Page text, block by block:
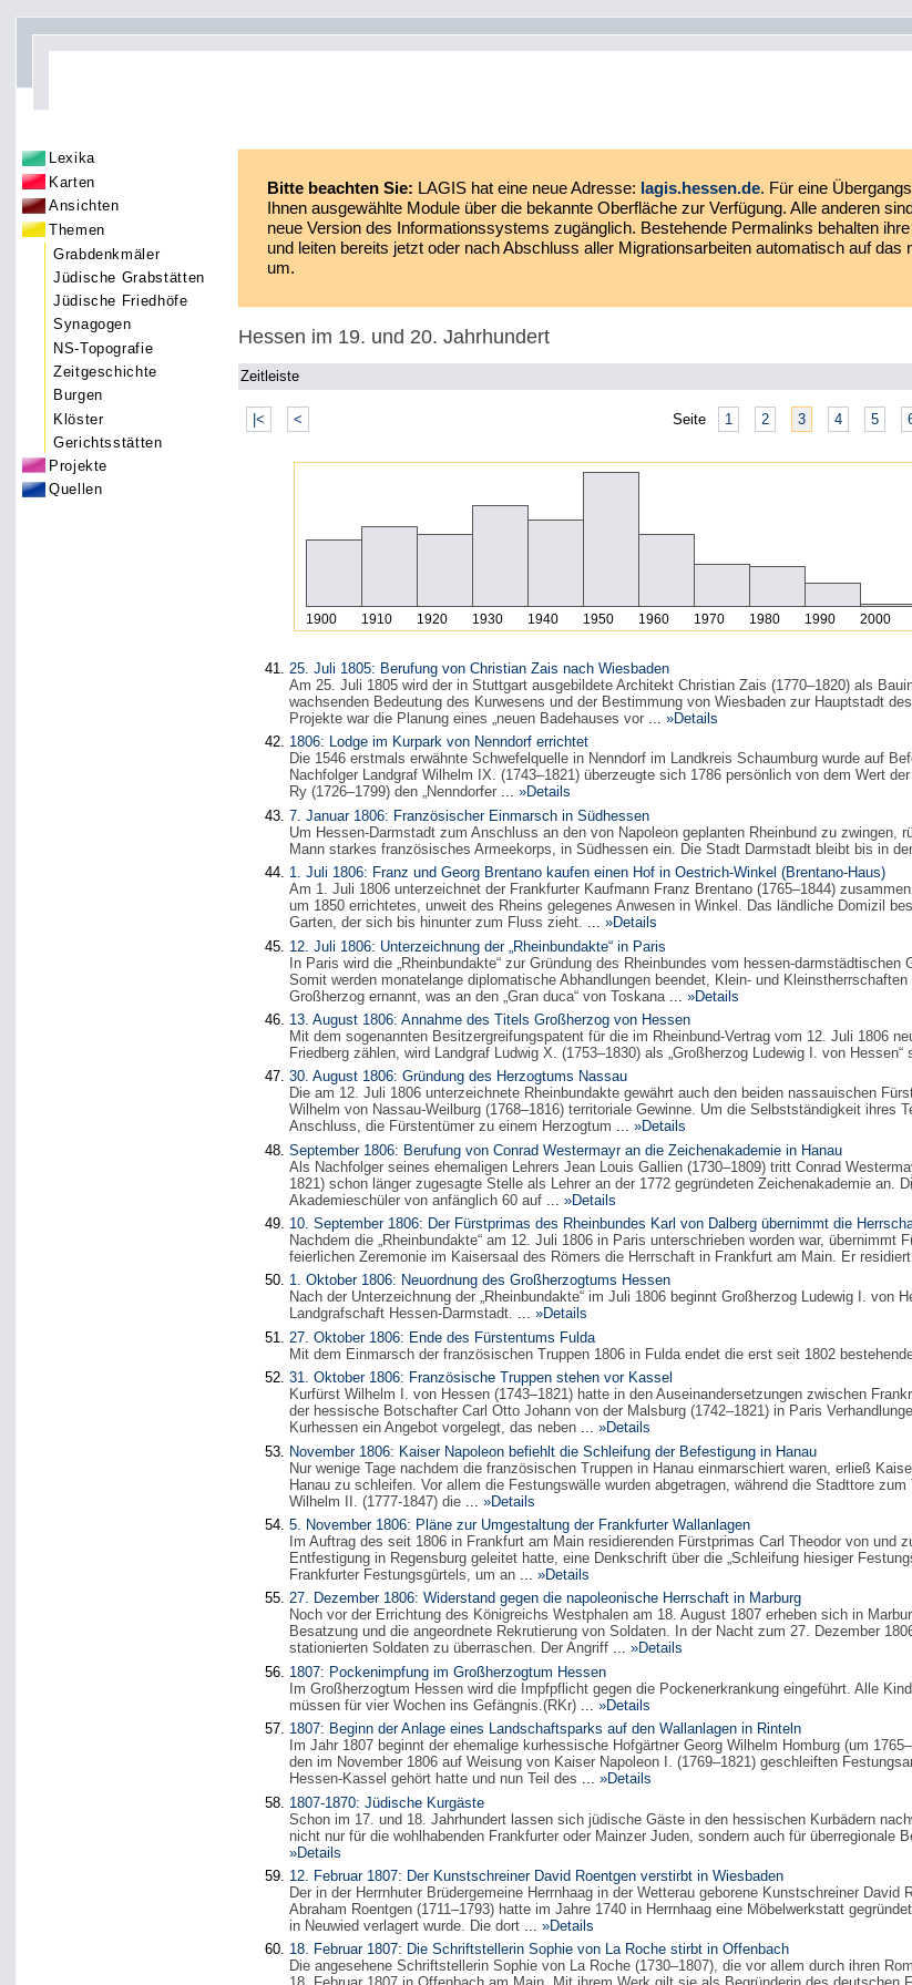
Lexika
Karten
Ansichten
Themen
Grabdenkmäler
Jüdische Grabstätten
Jüdische Friedhöfe
Synagogen
NS-Topografie
Zeitgeschichte
Burgen
Klöster
Gerichtsstätten
Projekte
Quellen
Bitte beachten Sie: LAGIS hat eine neue Adresse: lagis.hessen.de. Für eine
Ihnen ausgewählte Module über die bekannte Oberfläche zur Verfügung. Alle anderen
neue Version des Informationssystems zugänglich. Bestehende Permalinks behalten
und leiten bereits jetzt oder nach Abschluss aller Migrationsarbeiten automatisch auf das
um.
Hessen im 19. und 20. Jahrhundert
Zeitleiste
|< < Seite 1 2 3 4 5
1900 1910 1920 1930 1940 1950 1960 1970 1980 1990 2000
25. Juli 1805: Berufung von Christian Zais nach Wiesbaden
Am 25. Juli 1805 wird der in Stuttgart ausgebildete Architekt Christian Zais (1770–1820) als
wachsenden Bedeutung des Kurwesens und der Bestimmung von Wiesbaden zur Hauptstadt
Projekte war die Planung eines „neuen Badehauses vor... »Details
1806: Lodge im Kurpark von Nenndorf errichtet
Die 1546 erstmals erwähnte Schwefelquelle in Nenndorf im Landkreis Schaumburg wurde auf
Nachfolger Landgraf Wilhelm IX. (1743–1821) überzeugte sich 1786 persönlich von dem Wert
Ry (1726–1799) den „Nenndorfer... »Details
7. Januar 1806: Französischer Einmarsch in Südhessen
Um Hessen-Darmstadt zum Anschluss an den von Napoleon geplanten Rheinbund zu
Mann starkes französisches Armeekorps, in Südhessen ein. Die Stadt Darmstadt bleibt bis in
1. Juli 1806: Franz und Georg Brentano kaufen einen Hof in Oestrich-Winkel (Brentano-Haus)
Am 1. Juli 1806 unterzeichnet der Frankfurter Kaufmann Franz Brentano (1765–1844)
um 1850 errichtetes, unweit des Rheins gelegenes Anwesen in Winkel. Das ländliche Domizil
Garten, der sich bis hinunter zum Fluss zieht. ... »Details
12. Juli 1806: Unterzeichnung der „Rheinbundakte“ in Paris
In Paris wird die „Rheinbundakte“ zur Gründung des Rheinbundes vom hessen-
Somit werden monatelange diplomatische Abhandlungen beendet, Klein- und
Großherzog ernannt, was an den „Gran duca“ von Toskana... »Details
13. August 1806: Annahme des Titels Großherzog von Hessen
Mit dem sogenannten Besitzergreifungspatent für die im Rheinbund-Vertrag vom 12. Juli 1806
Friedberg zählen, wird Landgraf Ludwig X. (1753–1830) als „Großherzog Ludewig I. von
30. August 1806: Gründung des Herzogtums Nassau
Die am 12. Juli 1806 unterzeichnete Rheinbundakte gewährt auch den beiden nassauischen
Wilhelm von Nassau-Weilburg (1768–1816) territoriale Gewinne. Um die Selbstständigkeit
Anschluss, die Fürstentümer zu einem Herzogtum ... »Details
September 1806: Berufung von Conrad Westermayr an die Zeichenakademie in Hanau
Als Nachfolger seines ehemaligen Lehrers Jean Louis Gallien (1730–1809) tritt Conrad
1821) schon länger zugesagte Stelle als Lehrer an der 1772 gegründeten Zeichenakademie
Akademieschüler von anfänglich 60 auf... »Details
10. September 1806: Der Fürstprimas des Rheinbundes Karl von Dalberg übernimmt die
Nachdem die „Rheinbundakte“ am 12. Juli 1806 in Paris unterschrieben worden war,
feierlichen Zeremonie im Kaisersaal des Römers die Herrschaft in Frankfurt am Main. Er
1. Oktober 1806: Neuordnung des Großherzogtums Hessen
Nach der Unterzeichnung der „Rheinbundakte“ im Juli 1806 beginnt Großherzog Ludewig I. von
Landgrafschaft Hessen-Darmstadt. ... »Details
27. Oktober 1806: Ende des Fürstentums Fulda
Mit dem Einmarsch der französischen Truppen 1806 in Fulda endet die erst seit 1802
31. Oktober 1806: Französische Truppen stehen vor Kassel
Kurfürst Wilhelm I. von Hessen (1743–1821) hatte in den Auseinandersetzungen zwischen
der hessische Botschafter Carl Otto Johann von der Malsburg (1742–1821) in Paris
Kurhessen ein Angebot vorgelegt, das neben... »Details
November 1806: Kaiser Napoleon befiehlt die Schleifung der Befestigung in Hanau
Nur wenige Tage nachdem die französischen Truppen in Hanau einmarschiert waren, erließ
Hanau zu schleifen. Vor allem die Festungswälle wurden abgetragen, während die Stadttore
Wilhelm II. (1777-1847) die... »Details
5. November 1806: Pläne zur Umgestaltung der Frankfurter Wallanlagen
Im Auftrag des seit 1806 in Frankfurt am Main residierenden Fürstprimas Carl Theodor von
Entfestigung in Regensburg geleitet hatte, eine Denkschrift über die „Schleifung hiesiger
Frankfurter Festungsgürtels, um an... »Details
27. Dezember 1806: Widerstand gegen die napoleonische Herrschaft in Marburg
Noch vor der Errichtung des Königreichs Westphalen am 18. August 1807 erheben sich in
Besatzung und die angeordnete Rekrutierung von Soldaten. In der Nacht zum 27. Dezember
stationierten Soldaten zu überraschen. Der Angriff... »Details
1807: Pockenimpfung im Großherzogtum Hessen
Im Großherzogtum Hessen wird die Impfpflicht gegen die Pockenerkrankung eingeführt. Alle
müssen für vier Wochen ins Gefängnis.(RKr)... »Details
1807: Beginn der Anlage eines Landschaftsparks auf den Wallanlagen in Rinteln
Im Jahr 1807 beginnt der ehemalige kurhessische Hofgärtner Georg Wilhelm Homburg (um
den im November 1806 auf Weisung von Kaiser Napoleon I. (1769–1821) geschleiften
Hessen-Kassel gehört hatte und nun Teil des ... »Details
1807-1870: Jüdische Kurgäste
Schon im 17. und 18. Jahrhundert lassen sich jüdische Gäste in den hessischen Kurbädern
nicht nur für die wohlhabenden Frankfurter oder Mainzer Juden, sondern auch für
»Details
12. Februar 1807: Der Kunstschreiner David Roentgen verstirbt in Wiesbaden
Der in der Herrnhuter Brüdergemeine Herrnhaag in der Wetterau geborene Kunstschreiner
Abraham Roentgen (1711–1793) hatte im Jahre 1740 in Herrnhaag eine Möbelwerkstatt
in Neuwied verlagert wurde. Die dort... »Details
18. Februar 1807: Die Schriftstellerin Sophie von La Roche stirbt in Offenbach
Die angesehene Schriftstellerin Sophie von La Roche (1730–1807), die vor allem durch ihren